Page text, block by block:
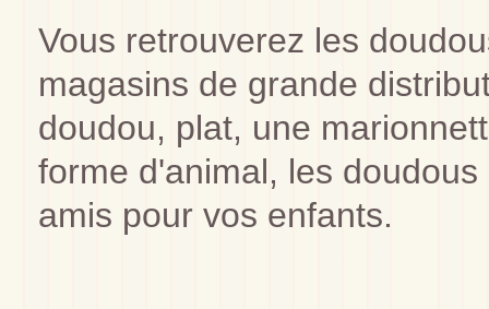
Vous retrouverez les
magasins de grande
doudou, plat, une
forme d'animal, les
amis pour vos enfants.